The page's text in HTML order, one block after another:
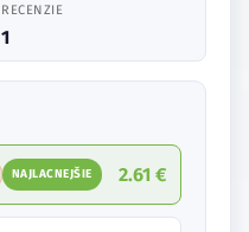
RECENZIE
1
NAJLACNEJŠIE 2.61 €